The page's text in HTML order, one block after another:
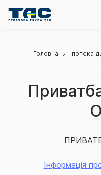
Головна Іпотека
Інформація